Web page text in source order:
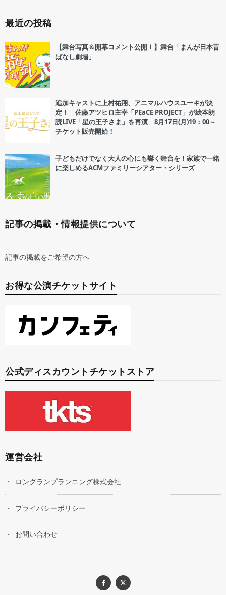
最近の投稿
【舞台写真＆開幕コメント公開！】舞台「まんが日本昔
ばなし劇場」
追加キャストに上村祐翔、アニマルハウスユーキが決
定！ 佐藤アツヒロ主宰「PEaCE PROJECT」が絵本朗
読LIVE「星の王子さま」を再演 8月17日(月)19：00～
チケット販売開始！
子どもだけでなく大人の心にも響く舞台を！家族で一緒
に楽しめるACMファミリーシアター・シリーズ
記事の掲載・情報提供について
記事の掲載をご希望の方へ
お得な公演チケットサイト
公式ディスカウントチケットストア
運営会社
ロングランプランニング株式会社
プライバシーポリシー
お問い合わせ